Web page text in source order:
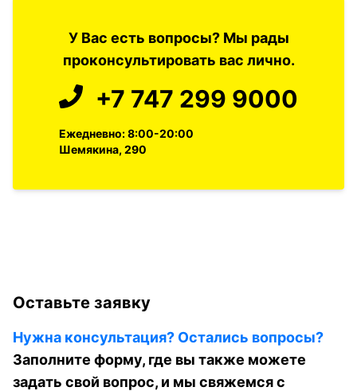
У Вас есть вопросы? Мы рады
проконсультировать вас лично.
+7 747 299 9000
Ежедневно: 8:00-20:00
Шемякина, 290
Оставьте заявку
Нужна консультация? Остались вопросы?
Заполните форму, где вы также можете
задать свой вопрос, и мы свяжемся с